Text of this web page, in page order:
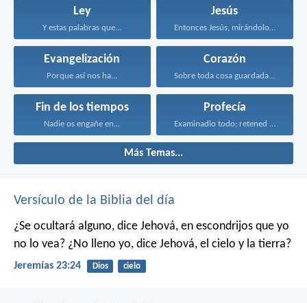
Ley
Y estas palabras que...
Jesús
Entonces Jesús, mirándolos, dijo...
Evangelización
Porque así nos ha...
Corazón
Sobre toda cosa guardada...
Fin de los tiempos
Nadie os engañe en...
Profecía
Examinadlo todo; retened lo...
Más Temas...
Versículo de la Biblia del día
¿Se ocultará alguno, dice Jehová, en escondrijos que yo
no lo vea? ¿No lleno yo, dice Jehová, el cielo y la tierra?
Jeremías 23:24 Dios cielo